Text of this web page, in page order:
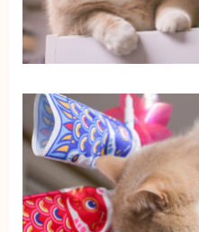
トミーとゆずの観察日記
ゆず日和
プロフィール